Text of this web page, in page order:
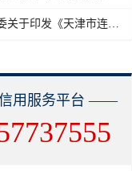
市市场监管委关于印发《天津市连锁企业食品经营许可“先证后核”信用承诺审批实施办法》的通知
用服务平台 ——